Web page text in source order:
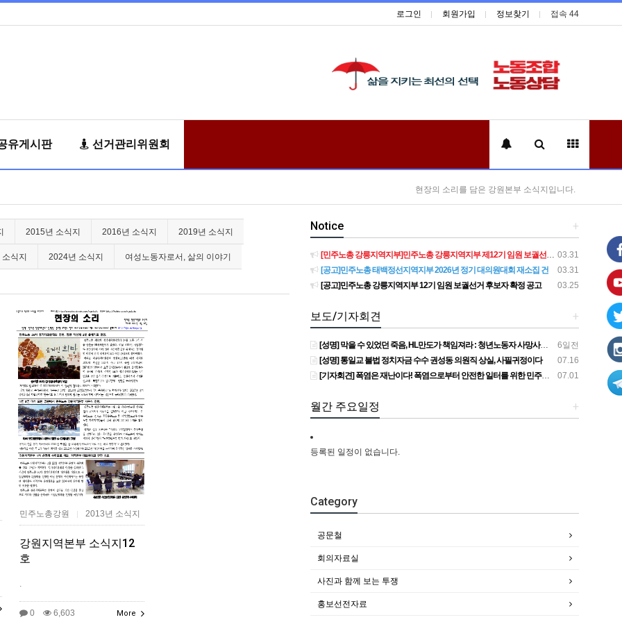
로그인 회원가입 정보찾기 접속 44
유게시판 선거관리위원회
현장의 소리를 담은 강원본부 소식지입니다.
2015년 소식지 2016년 소식지 2019년 소식지
식지 2024년 소식지 여성노동자로서, 삶의 이야기
민주노총강원 | 2013년 소식지
강원지역본부 소식지12
호
.
0 6,603 More
+
Notice
03.31
[민주노총 강릉지역지부]민주노총 강릉지역지부 제12기 임원 보궐선거결과 공고
03.31
[공고]민주노총 태백정선지역지부 2026년 정기 대의원대회 재소집 건
03.25
[공고]민주노총 강릉지역지부 12기 임원 보궐선거 후보자 확정 공고
+
보도/기자회견
6일전
[성명] 막을 수 있었던 죽음, HL만도가 책임져라 : 청년노동자 사망사고의 철저한 진상규명과 재발방지 대책 마련하라
07.16
[성명] 통일교 불법 정치자금 수수 권성동 의원직 상실, 사필귀정이다
07.01
[기자회견] 폭염은 재난이다! 폭염으로부터 안전한 일터를 위한 민주노총 강원지역본부 폭염감시단 선포 기자회견
+
월간 주요일정
등록된 일정이 없습니다.
Category
공문철
회의자료실
사진과 함께 보는 투쟁
홍보선전자료